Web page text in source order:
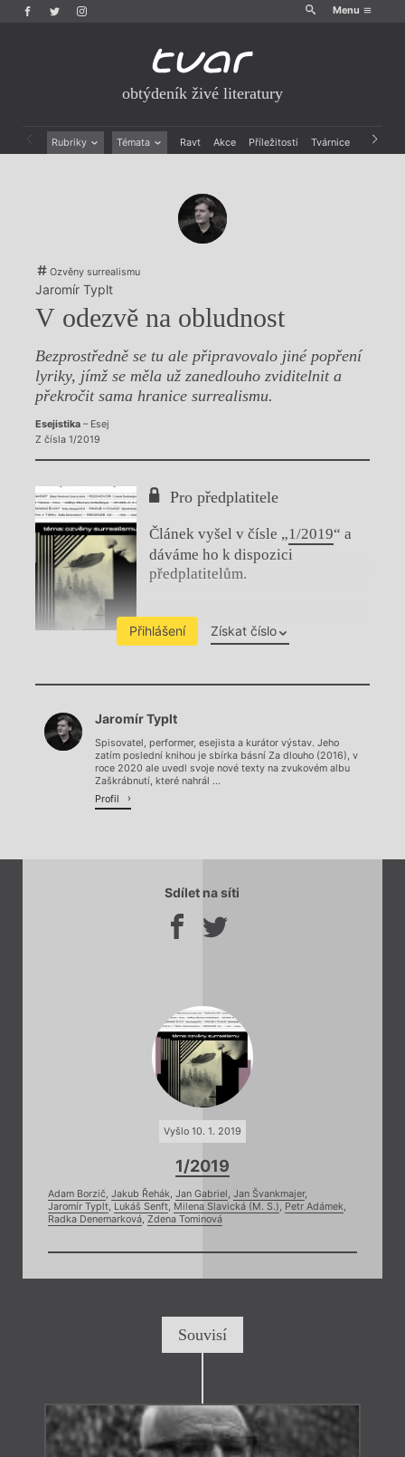
Menu
obtýdeník živé literatury
Rubriky Témata Ravt Akce Příležitosti Tvárnice Archiv
Výroční ceny
Ozvěny surrealismu
Jaromír Typlt
V odezvě na obludnost
Bezprostředně se tu ale připravovalo jiné popření
lyriky, jímž se měla už zanedlouho zviditelnit a
překročit sama hranice surrealismu.
Esejistika– Esej
Z čísla 1/2019
Pro předplatitele
Článek vyšel v čísle „1/2019“ a
dáváme ho k dispozici
předplatitelům.
Přihlášení Získat číslo
Chviličku.
Načítá se.
Jaromír Typlt
Spisovatel, performer, esejista a kurátor výstav. Jeho
zatím poslední knihou je sbírka básní Za dlouho (2016), v
roce 2020 ale uvedl svoje nové texty na zvukovém albu
Zaškrábnutí, které nahrál ...
Profil
Sdílet na síti
Vyšlo 10. 1. 2019
1/2019
Adam Borzič, Jakub Řehák, Jan Gabriel , Jan Švankmajer,
Jaromír Typlt, Lukáš Senft, Milena Slavická (M. S.), Petr Adámek,
Radka Denemarková, Zdena Tominová
Souvisí